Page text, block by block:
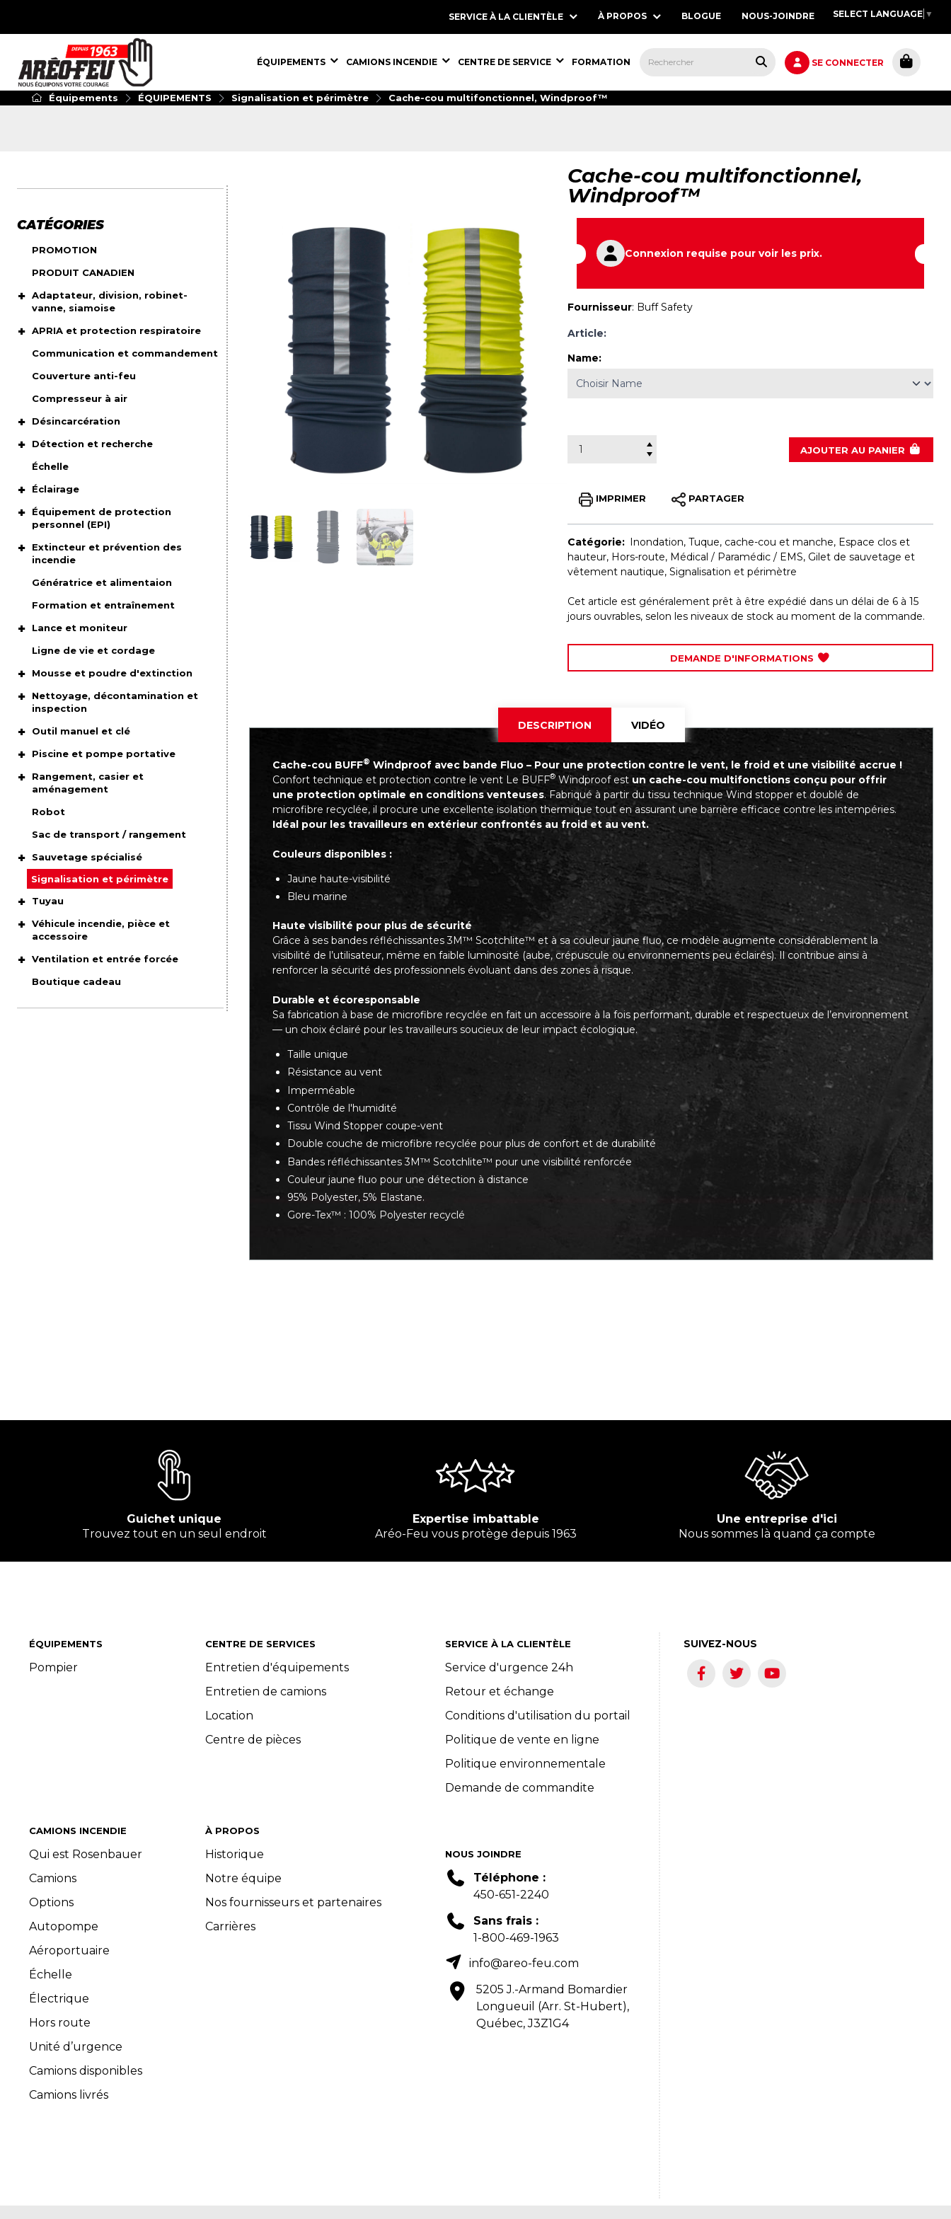
SERVICE À LA CLIENTÈLE À PROPOS BLOGUE NOUS-JOINDRE SELECT LANGUAGE ▼
SE CONNECTER
ÉQUIPEMENTS,
ÉQUIPEMENTS ÉQUIPEMENTS,
CAMIONS INCENDIE ÉQUIPEMENTS,
CENTRE DE SERVICE ÉQUIPEMENTS,
FORMATION
Équipements ÉQUIPEMENTS Signalisation et périmètre Cache-cou multifonctionnel, Windproof™
CATÉGORIES
PROMOTION
PRODUIT CANADIEN
Adaptateur, division, robinet-
vanne, siamoise
APRIA et protection respiratoire
Communication et commandement
Couverture anti-feu
Compresseur à air
Désincarcération
Détection et recherche
Échelle
Éclairage
Équipement de protection
personnel (EPI)
Extincteur et prévention des
incendie
Génératrice et alimentaion
Formation et entraînement
Lance et moniteur
Ligne de vie et cordage
Mousse et poudre d'extinction
Nettoyage, décontamination et
inspection
Outil manuel et clé
Piscine et pompe portative
Rangement, casier et
aménagement
Robot
Sac de transport / rangement
Sauvetage spécialisé
Signalisation et périmètre
Tuyau
Véhicule incendie, pièce et
accessoire
Ventilation et entrée forcée
Boutique cadeau
Cache-cou multifonctionnel,
Windproof™
Connexion requise pour voir les prix.
Fournisseur: Buff Safety
Article:
Name:
AJOUTERAU PANIER
IMPRIMER PARTAGER
Catégorie: Inondation,Tuque, cache-cou et manche, Espace clos et
hauteur, Hors-route, Médical / Paramédic / EMS, Gilet de sauvetage et
vêtement nautique,Signalisation et périmètre
Cet article est généralement prêt à être expédié dans un délai de 6 à 15
jours ouvrables, selon les niveaux de stock au moment de la commande.
DEMANDE D'INFORMATIONS
DESCRIPTION VIDÉO
Cache-cou BUFF® Windproof avec bande Fluo – Pour une protection contre le vent, le froid et une visibilité accrue !
Confort technique et protection contre le vent Le BUFF® Windproof est un cache-cou multifonctions conçu pour offrir
une protection optimale en conditions venteuses. Fabriqué à partir du tissu technique Wind stopper et doublé de
microfibre recyclée, il procure une excellente isolation thermique tout en assurant une barrière efficace contre les intempéries.
Idéal pour les travailleurs en extérieur confrontés au froid et au vent.
Couleurs disponibles :
Jaune haute-visibilité
Bleu marine
Haute visibilité pour plus de sécurité
Grâce à ses bandes réfléchissantes 3M™ Scotchlite™ et à sa couleur jaune fluo, ce modèle augmente considérablement la
visibilité de l’utilisateur, même en faible luminosité (aube, crépuscule ou environnements peu éclairés). Il contribue ainsi à
renforcer la sécurité des professionnels évoluant dans des zones à risque.
Durable et écoresponsable
Sa fabrication à base de microfibre recyclée en fait un accessoire à la fois performant, durable et respectueux de l’environnement
— un choix éclairé pour les travailleurs soucieux de leur impact écologique.
Taille unique
Résistance au vent
Imperméable
Contrôle de l'humidité
Tissu Wind Stopper coupe-vent
Double couche de microfibre recyclée pour plus de confort et de durabilité
Bandes réfléchissantes 3M™ Scotchlite™ pour une visibilité renforcée
Couleur jaune fluo pour une détection à distance
95% Polyester, 5% Elastane.
Gore-Tex™ : 100% Polyester recyclé
Guichet unique
Trouvez tout en un seul endroit
Expertise imbattable
Aréo-Feu vous protège depuis 1963
Une entreprise d'ici
Nous sommes là quand ça compte
ÉQUIPEMENTS
Pompier
CAMIONS INCENDIE
Qui est Rosenbauer
Camions
Options
Autopompe
Aéroportuaire
Échelle
Électrique
Hors route
Unité d’urgence
Camions disponibles
Camions livrés
CENTRE DE SERVICES
Entretien d'équipements
Entretien de camions
Location
Centre de pièces
À PROPOS
Historique
Notre équipe
Nos fournisseurs et partenaires
Carrières
SERVICE À LA CLIENTÈLE
Service d'urgence 24h
Retour et échange
Conditions d'utilisation du portail
Politique de vente en ligne
Politique environnementale
Demande de commandite
NOUS JOINDRE
Téléphone :
450-651-2240
Sans frais :
1-800-469-1963
info@areo-feu.com
5205 J.-Armand Bomardier
Longueuil (Arr. St-Hubert),
Québec, J3Z1G4
SUIVEZ-NOUS